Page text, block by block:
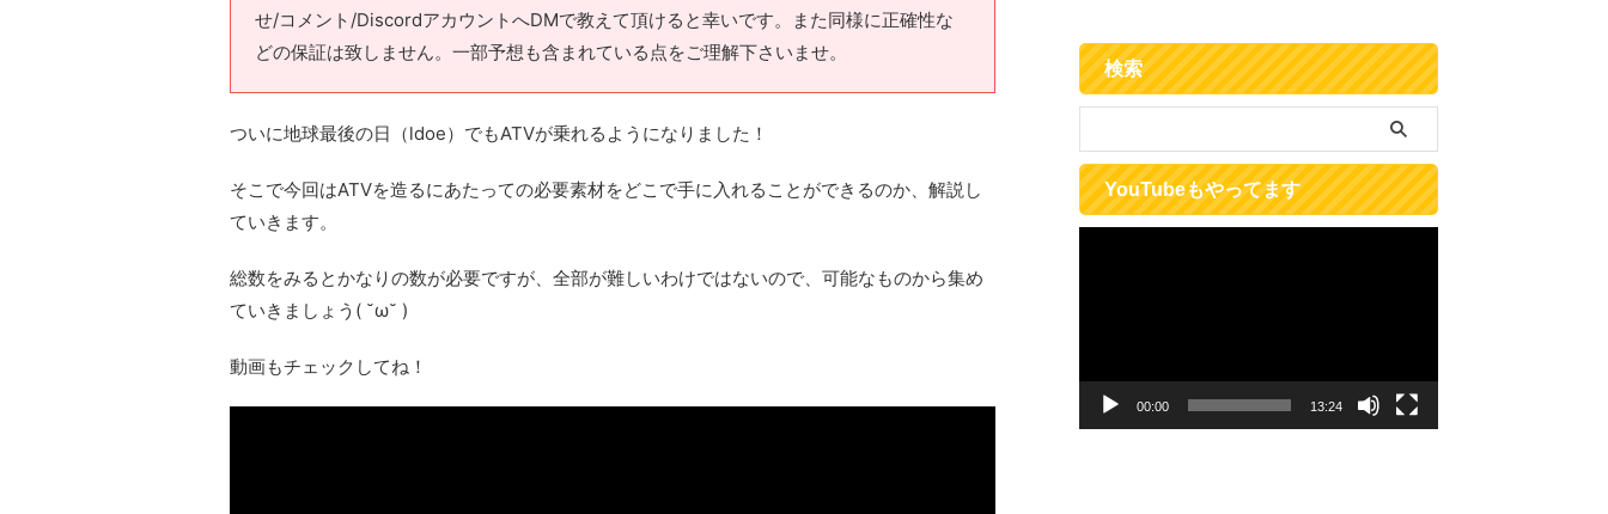
せ/コメント/DiscordアカウントへDMで教えて頂けると幸いです。また同様に正確性な
どの保証は致しません。一部予想も含まれている点をご理解下さいませ。
ついに地球最後の日（ldoe）でもATVが乗れるようになりました！
そこで今回はATVを造るにあたっての必要素材をどこで手に入れることができるのか、解説し
ていきます。
総数をみるとかなりの数が必要ですが、全部が難しいわけではないので、可能なものから集め
ていきましょう( ˘ω˘ )
動画もチェックしてね！
検索
YouTubeもやってます
00:00 13:24